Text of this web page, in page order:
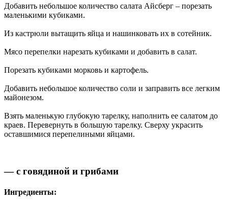
Добавить небольшое количество салата Айсберг – порезать
маленькими кубиками.
Из кастрюли вытащить яйца и нашинковать их в сотейник.
Мясо перепелки нарезать кубиками и добавить в салат.
Порезать кубиками морковь и картофель.
Добавить небольшое количество соли и заправить все легким
майонезом.
Взять маленькую глубокую тарелку, наполнить ее салатом до
краев. Перевернуть в большую тарелку. Сверху украсить
оставшимися перепелиными яйцами.
— с говядиной и грибами
Ингредиенты: